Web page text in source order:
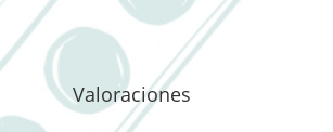
Valoraciones